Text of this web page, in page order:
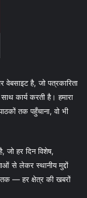
है, जो पत्रकारिता
कार्य करती है। हमारा
तक पहुँचाना, वो भी
हर दिन विशेष,
से लेकर स्थानीय मुद्दों
— हर क्षेत्र की खबरों